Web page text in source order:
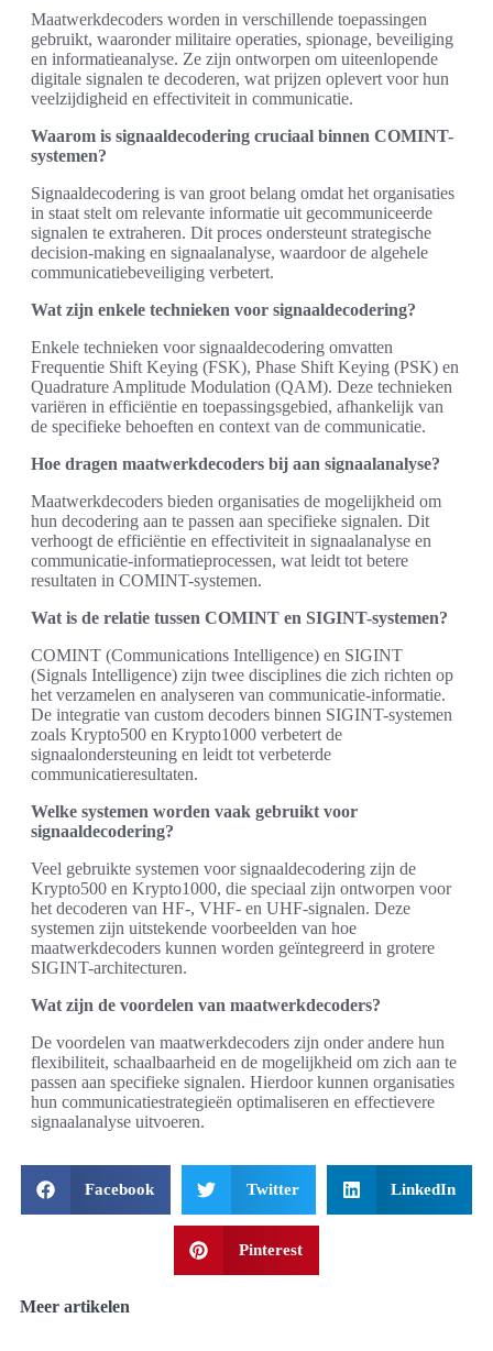
Maatwerkdecoders worden in verschillende toepassingen
gebruikt, waaronder militaire operaties, spionage, beveiliging
en informatieanalyse. Ze zijn ontworpen om uiteenlopende
digitale signalen te decoderen, wat prijzen oplevert voor hun
veelzijdigheid en effectiviteit in communicatie.
Waarom is signaaldecodering cruciaal binnen COMINT-
systemen?
Signaaldecodering is van groot belang omdat het organisaties
in staat stelt om relevante informatie uit gecommuniceerde
signalen te extraheren. Dit proces ondersteunt strategische
decision-making en signaalanalyse, waardoor de algehele
communicatiebeveiliging verbetert.
Wat zijn enkele technieken voor signaaldecodering?
Enkele technieken voor signaaldecodering omvatten
Frequentie Shift Keying (FSK), Phase Shift Keying (PSK) en
Quadrature Amplitude Modulation (QAM). Deze technieken
variëren in efficiëntie en toepassingsgebied, afhankelijk van
de specifieke behoeften en context van de communicatie.
Hoe dragen maatwerkdecoders bij aan signaalanalyse?
Maatwerkdecoders bieden organisaties de mogelijkheid om
hun decodering aan te passen aan specifieke signalen. Dit
verhoogt de efficiëntie en effectiviteit in signaalanalyse en
communicatie-informatieprocessen, wat leidt tot betere
resultaten in COMINT-systemen.
Wat is de relatie tussen COMINT en SIGINT-systemen?
COMINT (Communications Intelligence) en SIGINT
(Signals Intelligence) zijn twee disciplines die zich richten op
het verzamelen en analyseren van communicatie-informatie.
De integratie van custom decoders binnen SIGINT-systemen
zoals Krypto500 en Krypto1000 verbetert de
signaalondersteuning en leidt tot verbeterde
communicatieresultaten.
Welke systemen worden vaak gebruikt voor
signaaldecodering?
Veel gebruikte systemen voor signaaldecodering zijn de
Krypto500 en Krypto1000, die speciaal zijn ontworpen voor
het decoderen van HF-, VHF- en UHF-signalen. Deze
systemen zijn uitstekende voorbeelden van hoe
maatwerkdecoders kunnen worden geïntegreerd in grotere
SIGINT-architecturen.
Wat zijn de voordelen van maatwerkdecoders?
De voordelen van maatwerkdecoders zijn onder andere hun
flexibiliteit, schaalbaarheid en de mogelijkheid om zich aan te
passen aan specifieke signalen. Hierdoor kunnen organisaties
hun communicatiestrategieën optimaliseren en effectievere
signaalanalyse uitvoeren.
Facebook Twitter LinkedIn
Pinterest
Meer artikelen